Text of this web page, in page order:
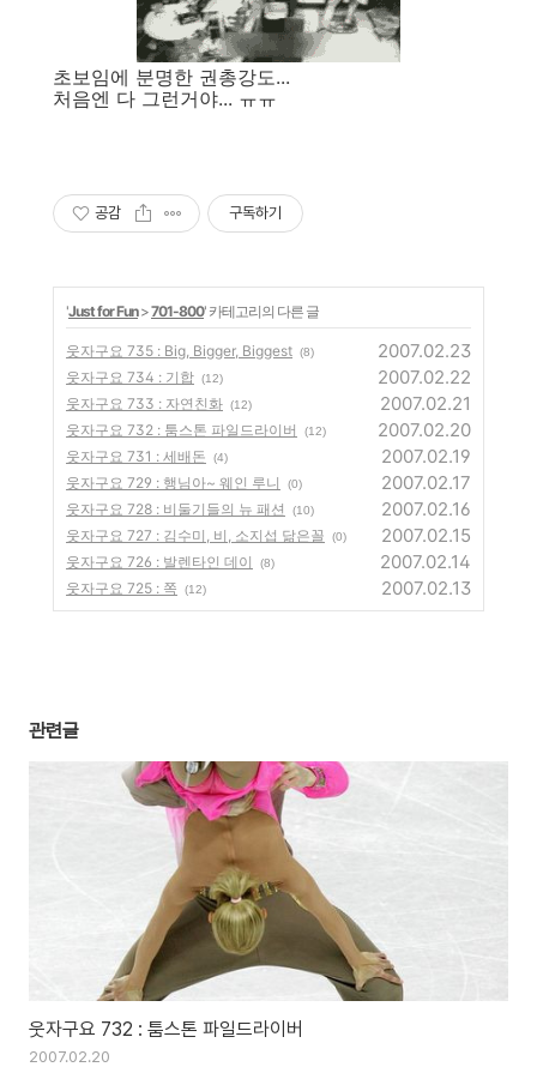
초보임에 분명한 권총강도...
처음엔 다 그런거야... ㅠㅠ
공감 구독하기
'Just for Fun>701-800' 카테고리의 다른 글
웃자구요 735 : Big, Bigger, Biggest (8) 2007.02.23
웃자구요 734 : 기합 (12) 2007.02.22
웃자구요 733 : 자연친화 (12) 2007.02.21
웃자구요 732 : 툼스톤 파일드라이버 (12) 2007.02.20
웃자구요 731 : 세배돈 (4) 2007.02.19
웃자구요 729 : 행님아~ 웨인 루니 (0) 2007.02.17
웃자구요 728 : 비둘기들의 뉴 패션 (10) 2007.02.16
웃자구요 727 : 김수미, 비, 소지섭 닮은꼴 (0) 2007.02.15
웃자구요 726 : 발렌타인 데이 (8) 2007.02.14
웃자구요 725 : 쪽 (12) 2007.02.13
관련글
웃자구요 732 : 툼스톤 파일드라이버
2007.02.20